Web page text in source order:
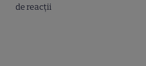
de reacții